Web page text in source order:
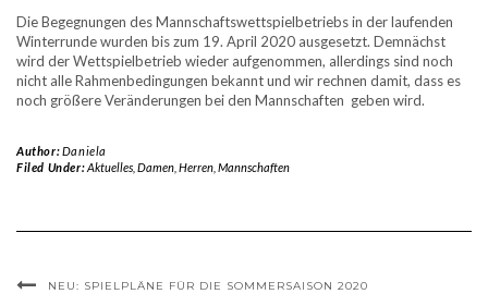
Die Begegnungen des Mannschaftswettspielbetriebs in der laufenden
Winterrunde wurden bis zum 19. April 2020 ausgesetzt. Demnächst
wird der Wettspielbetrieb wieder aufgenommen, allerdings sind noch
nicht alle Rahmenbedingungen bekannt und wir rechnen damit, dass es
noch größere Veränderungen bei den Mannschaften geben wird.
Author:Daniela
Filed Under:Aktuelles, Damen, Herren, Mannschaften
NEU: SPIELPLÄNE FÜR DIE SOMMERSAISON 2020